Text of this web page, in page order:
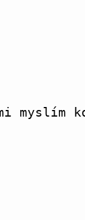
myslím